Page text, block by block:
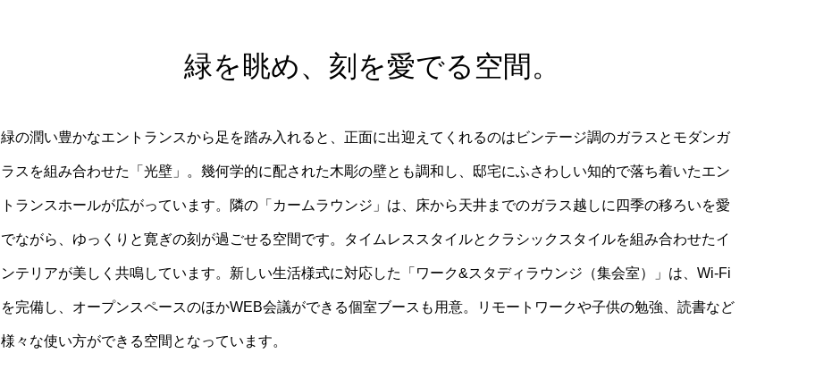
緑を眺め、刻を愛でる空間。
緑の潤い豊かなエントランスから足を踏み入れると、正面に出迎えてくれるのはビンテージ調のガラスとモダンガ
ラスを組み合わせた「光壁」。幾何学的に配された木彫の壁とも調和し、邸宅にふさわしい知的で落ち着いたエン
トランスホールが広がっています。隣の「カームラウンジ」は、床から天井までのガラス越しに四季の移ろいを愛
でながら、ゆっくりと寛ぎの刻が過ごせる空間です。タイムレススタイルとクラシックスタイルを組み合わせたイ
ンテリアが美しく共鳴しています。新しい生活様式に対応した「ワーク&スタディラウンジ（集会室）」は、Wi-Fi
を完備し、オープンスペースのほかWEB会議ができる個室ブースも用意。リモートワークや子供の勉強、読書など
様々な使い方ができる空間となっています。